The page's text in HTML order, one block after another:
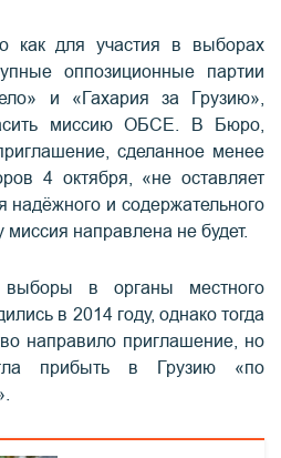
как для участия в выборах
оппозиционные партии
и «Гахария за Грузию»,
миссию ОБСЕ. В Бюро,
сделанное менее
4 октября, «не оставляет
надёжного и содержательного
направлена не будет.
в органы местного
в 2014 году, однако тогда
направило приглашение, но
прибыть в Грузию «по